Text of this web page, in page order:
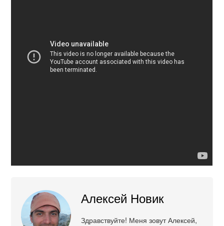
Алексей Новик
Здравствуйте! Меня зовут Алексей,